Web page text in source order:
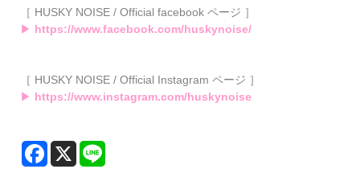
［ HUSKY NOISE / Official facebook ページ ］
▶ https://www.facebook.com/huskynoise/
［ HUSKY NOISE / Official Instagram ページ ］
▶ https://www.instagram.com/huskynoise